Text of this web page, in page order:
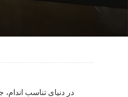
در دنیای تناسب